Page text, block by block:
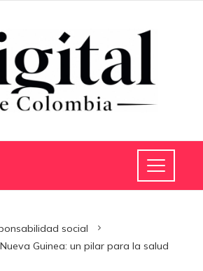
social
Guinea: un pilar para la salud